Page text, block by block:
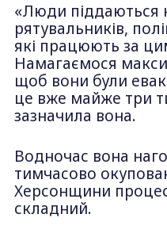
«Люди піддаються
рятувальників,
які працюють за
Намагаємося
щоб вони були
це вже майже три
зазначила вона.
Водночас вона
тимчасово
Херсонщини процес
складний.